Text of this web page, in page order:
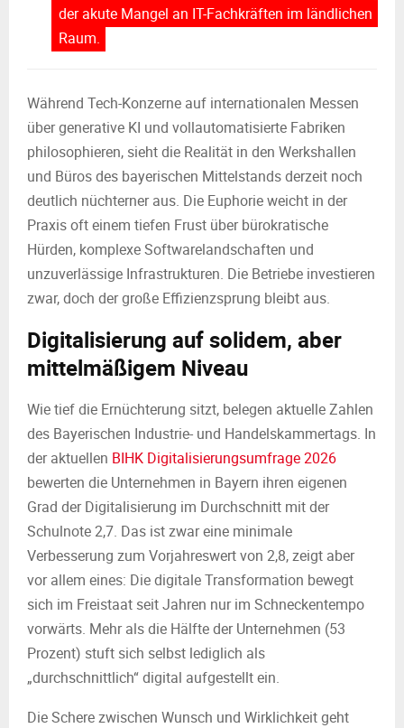
der akute Mangel an IT-Fachkräften im ländlichen
Raum.
Während Tech-Konzerne auf internationalen Messen
über generative KI und vollautomatisierte Fabriken
philosophieren, sieht die Realität in den Werkshallen
und Büros des bayerischen Mittelstands derzeit noch
deutlich nüchterner aus. Die Euphorie weicht in der
Praxis oft einem tiefen Frust über bürokratische
Hürden, komplexe Softwarelandschaften und
unzuverlässige Infrastrukturen. Die Betriebe investieren
zwar, doch der große Effizienzsprung bleibt aus.
Digitalisierung auf solidem, aber
mittelmäßigem Niveau
Wie tief die Ernüchterung sitzt, belegen aktuelle Zahlen
des Bayerischen Industrie- und Handelskammertags. In
der aktuellen BIHK Digitalisierungsumfrage 2026
bewerten die Unternehmen in Bayern ihren eigenen
Grad der Digitalisierung im Durchschnitt mit der
Schulnote 2,7. Das ist zwar eine minimale
Verbesserung zum Vorjahreswert von 2,8, zeigt aber
vor allem eines: Die digitale Transformation bewegt
sich im Freistaat seit Jahren nur im Schneckentempo
vorwärts. Mehr als die Hälfte der Unternehmen (53
Prozent) stuft sich selbst lediglich als
„durchschnittlich“ digital aufgestellt ein.
Die Schere zwischen Wunsch und Wirklichkeit geht